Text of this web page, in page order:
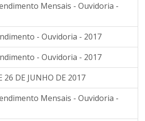
Mensais - Ouvidoria -
- Ouvidoria - 2017
- Ouvidoria - 2017
26 DE JUNHO DE 2017
Mensais - Ouvidoria -